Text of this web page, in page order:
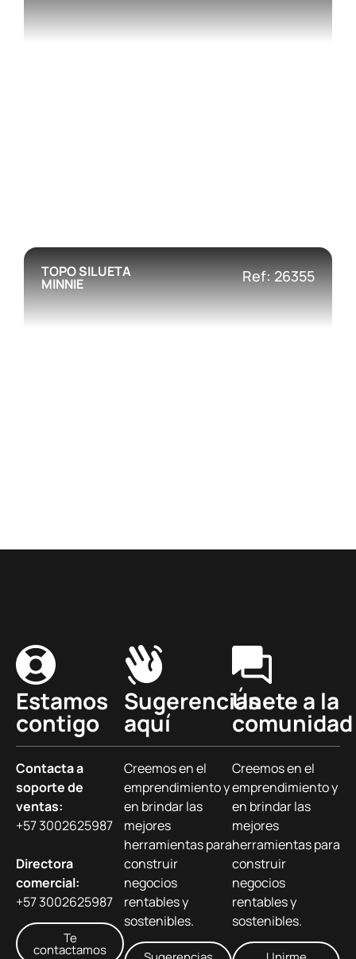
TOPO SILUETA
MINNIE Ref: 26355
Estamos
contigo
Contacta a
soporte de
ventas:
+57 3002625987
Directora
comercial:
+57 3002625987
Te
contactamos
Sugerencias
aquí
Creemos en el
emprendimiento y
en brindar las
mejores
herramientas para
construir
negocios
rentables y
sostenibles.
Únete a la
comunidad
Creemos en el
emprendimiento y
en brindar las
mejores
herramientas para
construir
negocios
rentables y
sostenibles.